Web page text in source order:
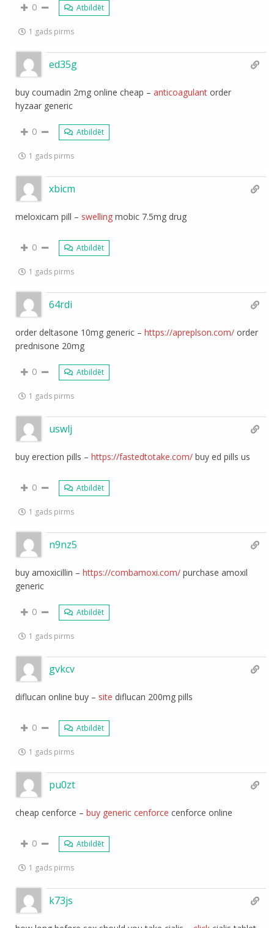
0 Atbildēt
1 gads pirms
ed35g
buy coumadin 2mg online cheap –anticoagulant order
hyzaar generic
0 Atbildēt
1 gads pirms
xbicm
meloxicam pill – swelling mobic 7.5mg drug
0 Atbildēt
1 gads pirms
64rdi
order deltasone 10mg generic –https://apreplson.com/ order
prednisone 20mg
0 Atbildēt
1 gads pirms
uswlj
buy erection pills –https://fastedtotake.com/ buy ed pills us
0 Atbildēt
1 gads pirms
n9nz5
buy amoxicillin –https://combamoxi.com/ purchase amoxil
generic
0 Atbildēt
1 gads pirms
gvkcv
diflucan online buy – site diflucan 200mg pills
0 Atbildēt
1 gads pirms
pu0zt
cheap cenforce –buy generic cenforce cenforce online
0 Atbildēt
1 gads pirms
k73js